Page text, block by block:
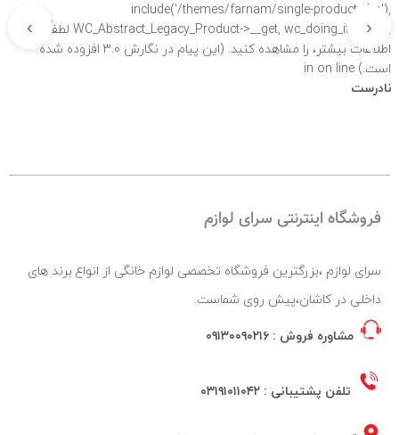
include('/themes/farnam/single-product.php'),
WC_Abstract_Legacy_Product->__get, wc_doing_it_wrong لطفاً برای
اطلاعات بیشتر،
را مشاهده کنید. (این پیام در نگارش 3.0 افزوده شده
است.) in on line
نادرست
‹
›
فروشگاه اینترنتی سرای لوازم
سرای لوازم ،بزرگترین فروشگاه تخصصی لوازم خانگی از انواع برند های
داخلی در کاشان،پیش روی شماست.
مشاوره فروش : ۰۹۱۳۰۰۹۰۲۱۶
تلفن پشتیبانی : ۰۳۱۹۱۰۱۱۰۴۲